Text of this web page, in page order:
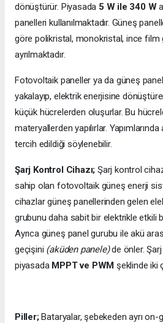
dönüştürür. Piyasada 5 W ile 340 W
panelleri kullanılmaktadır. Güneş
göre polikristal, monokristal, ince film
ayrılmaktadır.
Fotovoltaik paneller ya da güneş
yakalayıp, elektrik enerjisine
küçük hücrelerden oluşurlar. Bu
materyallerden yapılırlar. Yapımlarında
tercih edildiği söylenebilir.
Şarj Kontrol Cihazı; Şarj kontrol
sahip olan fotovoltaik güneş enerji
cihazlar güneş panellerinden gelen
grubunu daha sabit bir elektrikle etkili
Ayrıca güneş panel gurubu ile akü
geçişini (aküden panele)de önler.
piyasada MPPT ve PWM şeklinde iki
Piller;Bataryalar, şebekeden ayrı on-